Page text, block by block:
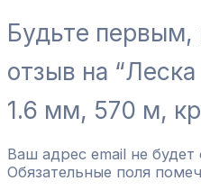
Будьте первым,
отзыв на
1.6 мм, 570 м,
Ваш адрес email не будет
Обязательные поля